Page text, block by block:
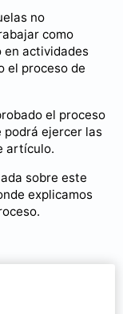
no
como
en actividades
el proceso de
el proceso
podrá ejercer las
artículo.
sobre este
explicamos